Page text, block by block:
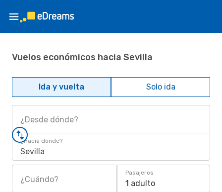
Vuelos económicos hacia Sevilla
Ida y vuelta Solo ida
¿Desde dónde?
¿Hacia dónde?
Sevilla
¿Cuándo?
Pasajeros
1 adulto